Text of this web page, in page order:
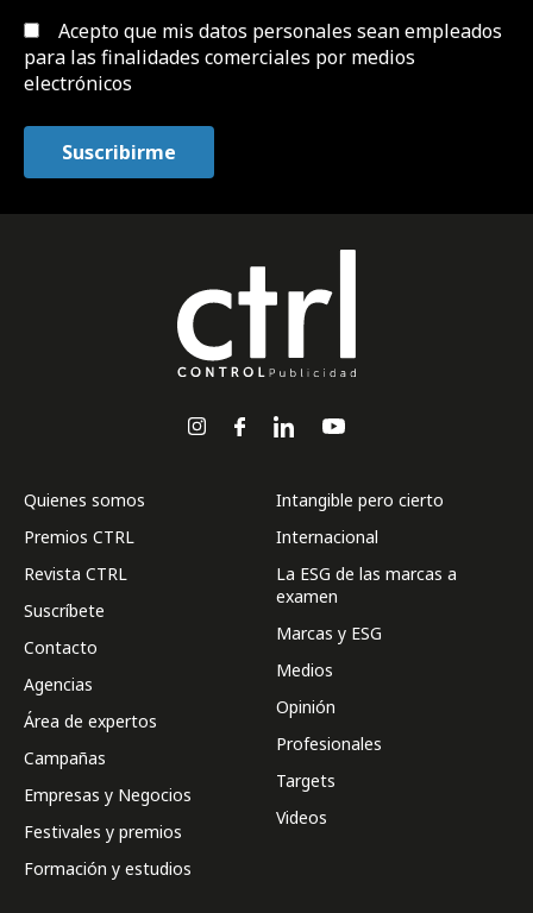
Acepto que mis datos personales sean empleados
para las finalidades comerciales por medios
electrónicos
Quienes somos
Premios CTRL
Revista CTRL
Suscríbete
Contacto
Agencias
Área de expertos
Campañas
Empresas y Negocios
Festivales y premios
Formación y estudios
Intangible pero cierto
Internacional
La ESG de las marcas a
examen
Marcas y ESG
Medios
Opinión
Profesionales
Targets
Videos